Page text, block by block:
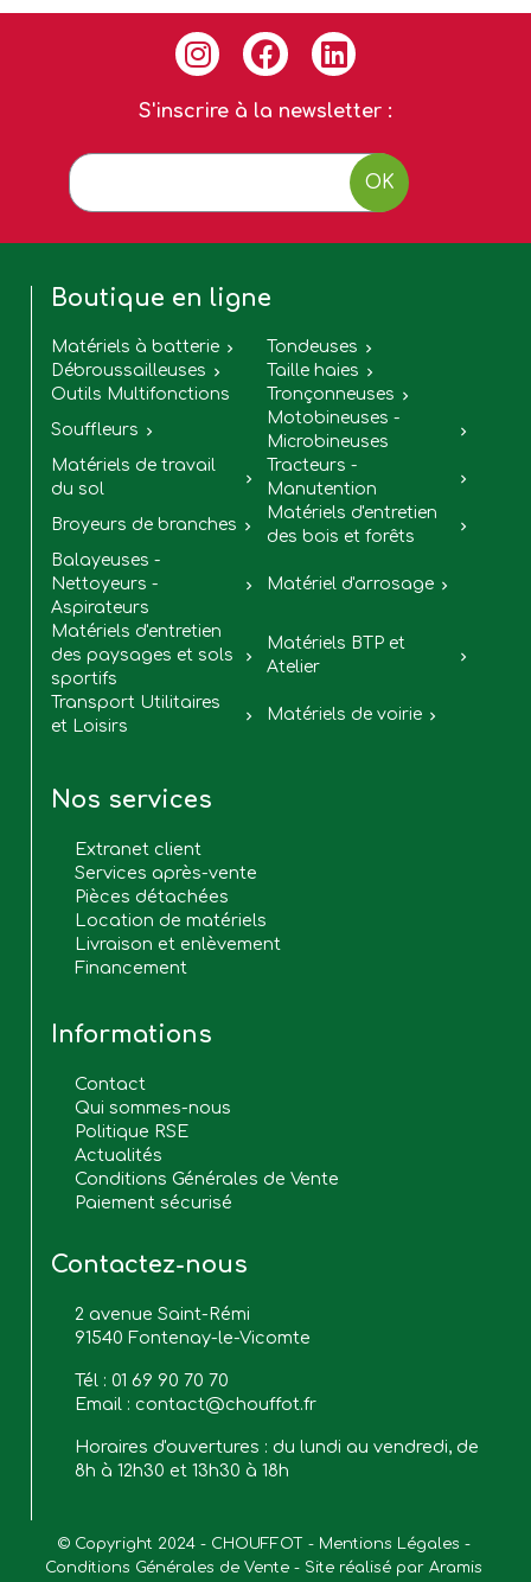
S'inscrire à la newsletter :
OK
Boutique en ligne
Matériels à batterie  Tondeuses 
Débroussailleuses  Taille haies 
Outils Multifonctions Tronçonneuses 
Souffleurs 
Motobineuses -
Microbineuses

Matériels de travail
du sol

Tracteurs -
Manutention

Broyeurs de branches 
Matériels d'entretien
des bois et forêts

Balayeuses -
Nettoyeurs -
Aspirateurs
 Matériel d'arrosage 
Matériels d'entretien
des paysages et sols
sportifs

Matériels BTP et
Atelier

Transport Utilitaires
et Loisirs
 Matériels de voirie 
Nos services
Extranet client
Services après-vente
Pièces détachées
Location de matériels
Livraison et enlèvement
Financement
Informations
Contact
Qui sommes-nous
Politique RSE
Actualités
Conditions Générales de Vente
Paiement sécurisé
Contactez-nous
2 avenue Saint-Rémi
91540 Fontenay-le-Vicomte
Tél : 01 69 90 70 70
Email : contact@chouffot.fr
Horaires d'ouvertures : du lundi au vendredi, de
8h à 12h30 et 13h30 à 18h
© Copyright 2024 - CHOUFFOT - Mentions Légales
-
Conditions Générales de Vente - Site réalisé par Aramis